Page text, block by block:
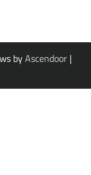
byAscendoor |